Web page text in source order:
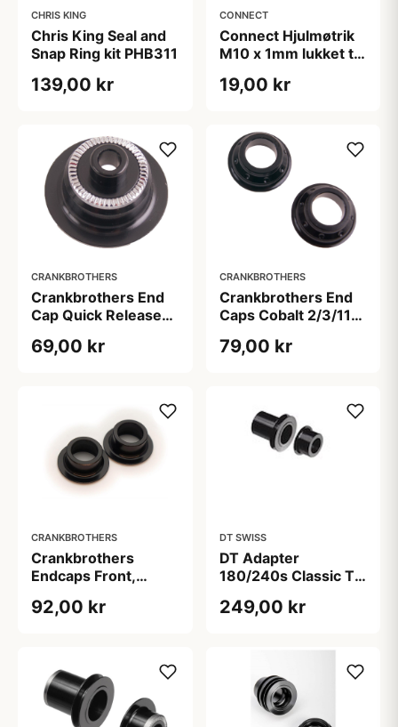
CHRIS KING
Chris King Seal and
Snap Ring kit PHB311
139,00 kr
CONNECT
Connect Hjulmøtrik
M10 x 1mm lukket til
19,00 kr
CRANKBROTHERS
Crankbrothers End
Cap Quick Release
69,00 kr
CRANKBROTHERS
Crankbrothers End
Caps Cobalt 2/3/11
79,00 kr
CRANKBROTHERS
Crankbrothers
Endcaps Front,
Zinc/Cobalt/Iodine
92,00 kr
DT SWISS
DT Adapter
180/240s Classic Til
249,00 kr